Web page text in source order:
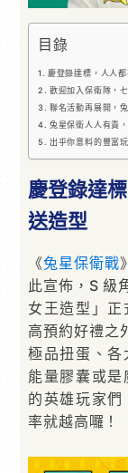
目錄
慶登錄達標，人人
歡迎加入保衛隊，
聯名活動再展開，
兔星保衛人人有責
出乎你意料的豐富
慶登錄達
送造型
《兔星保衛戰
此宣佈，S 級
女王造型」
高預約好禮之
極品扭蛋、各
能量膠囊或
的英雄玩家
率就越高囉！